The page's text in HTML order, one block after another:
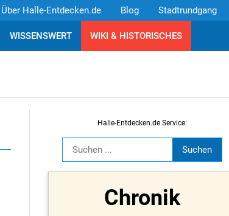
Stadtrundgang
Blog
Über Halle-Entdecken.de
WISSENSWERT WIKI & HISTORISCHES
Halle-Entdecken.de Service:
Chronik